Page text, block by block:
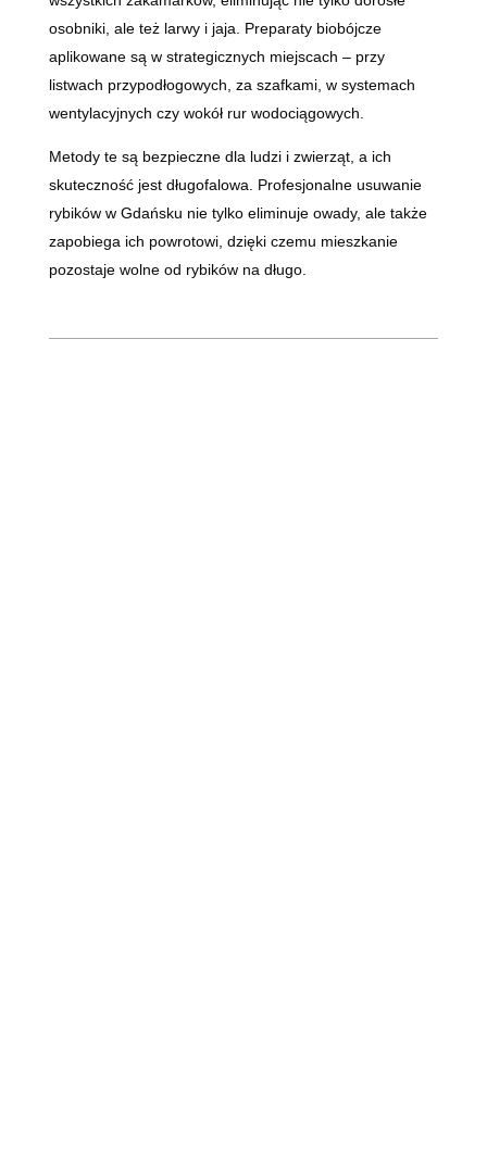
osobniki, ale też larwy i jaja. Preparaty biobójcze
aplikowane są w strategicznych miejscach – przy
listwach przypodłogowych, za szafkami, w systemach
wentylacyjnych czy wokół rur wodociągowych.
Metody te są bezpieczne dla ludzi i zwierząt, a ich
skuteczność jest długofalowa. Profesjonalne usuwanie
rybików w Gdańsku nie tylko eliminuje owady, ale także
zapobiega ich powrotowi, dzięki czemu mieszkanie
pozostaje wolne od rybików na długo.